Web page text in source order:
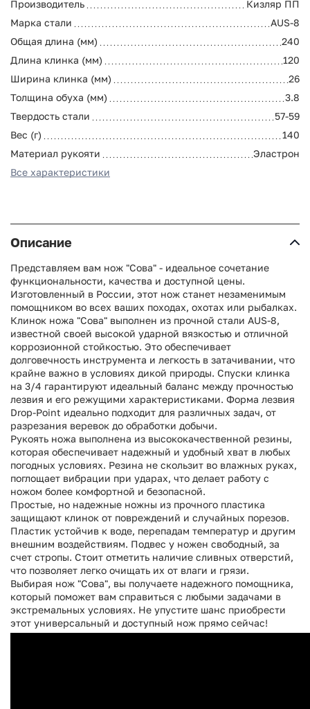
Производитель
Кизляр ПП
Марка стали
AUS-8
Общая длина (мм)
240
Длина клинка (мм)
120
Ширина клинка (мм)
26
Толщина обуха (мм)
3.8
Твердость стали
57-59
Вес (г)
140
Материал рукояти
Эластрон
Все характеристики
Описание
Представляем вам нож "Сова" - идеальное сочетание
функциональности, качества и доступной цены.
Изготовленный в России, этот нож станет незаменимым
помощником во всех ваших походах, охотах или рыбалках.
Клинок ножа "Сова" выполнен из прочной стали AUS-8,
известной своей высокой ударной вязкостью и отличной
коррозионной стойкостью. Это обеспечивает
долговечность инструмента и легкость в затачивании, что
крайне важно в условиях дикой природы. Спуски клинка
на 3/4 гарантируют идеальный баланс между прочностью
лезвия и его режущими характеристиками. Форма лезвия
Drop-Point идеально подходит для различных задач, от
разрезания веревок до обработки добычи.
Рукоять ножа выполнена из высококачественной резины,
которая обеспечивает надежный и удобный хват в любых
погодных условиях. Резина не скользит во влажных руках,
поглощает вибрации при ударах, что делает работу с
ножом более комфортной и безопасной.
Простые, но надежные ножны из прочного пластика
защищают клинок от повреждений и случайных порезов.
Пластик устойчив к воде, перепадам температур и другим
внешним воздействиям. Подвес у ножен свободный, за
счет стропы. Стоит отметить наличие сливных отверстий,
что позволяет легко очищать их от влаги и грязи.
Выбирая нож "Сова", вы получаете надежного помощника,
который поможет вам справиться с любыми задачами в
экстремальных условиях. Не упустите шанс приобрести
этот универсальный и доступный нож прямо сейчас!